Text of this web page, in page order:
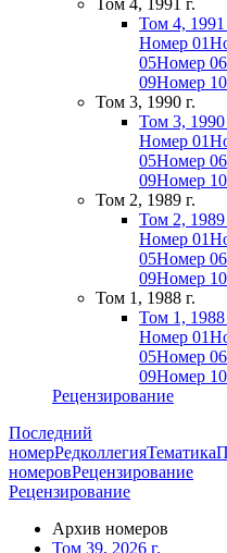
Том 4, 1991 г.
Том 4, 1991
Номер 01
05Номер 06
09Номер 10
Том 3, 1990 г.
Том 3, 1990
Номер 01
05Номер 06
09Номер 10
Том 2, 1989 г.
Том 2, 1989
Номер 01
05Номер 06
09Номер 10
Том 1, 1988 г.
Том 1, 1988
Номер 01
05Номер 06
09Номер 10
Рецензирование
Последний
номерРедколлегияТематика
номеровРецензирование
Рецензирование
Архив номеров
Том 39, 2026 г.